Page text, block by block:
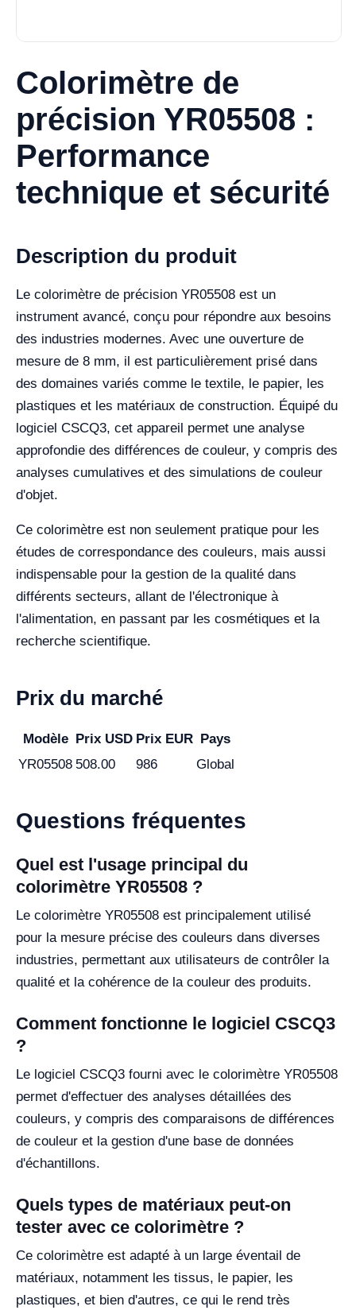
Colorimètre de
précision YR05508 :
Performance
technique et sécurité
Description du produit
Le colorimètre de précision YR05508 est un
instrument avancé, conçu pour répondre aux besoins
des industries modernes. Avec une ouverture de
mesure de 8 mm, il est particulièrement prisé dans
des domaines variés comme le textile, le papier, les
plastiques et les matériaux de construction. Équipé du
logiciel CSCQ3, cet appareil permet une analyse
approfondie des différences de couleur, y compris des
analyses cumulatives et des simulations de couleur
d'objet.
Ce colorimètre est non seulement pratique pour les
études de correspondance des couleurs, mais aussi
indispensable pour la gestion de la qualité dans
différents secteurs, allant de l'électronique à
l'alimentation, en passant par les cosmétiques et la
recherche scientifique.
Prix du marché
Modèle Prix USD Prix EUR Pays
YR05508 508.00 986 Global
Questions fréquentes
Quel est l'usage principal du
colorimètre YR05508 ?
Le colorimètre YR05508 est principalement utilisé
pour la mesure précise des couleurs dans diverses
industries, permettant aux utilisateurs de contrôler la
qualité et la cohérence de la couleur des produits.
Comment fonctionne le logiciel CSCQ3
?
Le logiciel CSCQ3 fourni avec le colorimètre YR05508
permet d'effectuer des analyses détaillées des
couleurs, y compris des comparaisons de différences
de couleur et la gestion d'une base de données
d'échantillons.
Quels types de matériaux peut-on
tester avec ce colorimètre ?
Ce colorimètre est adapté à un large éventail de
matériaux, notamment les tissus, le papier, les
plastiques, et bien d'autres, ce qui le rend très